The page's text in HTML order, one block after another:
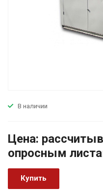
В наличии
Цена: р
опросным
Купить